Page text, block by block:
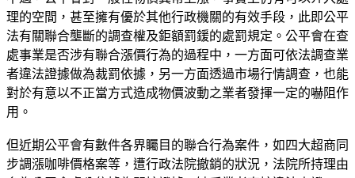
理的空間，甚至擁有優於其他行政機關的有效手段，此即公平
法有關聯合壟斷的調查權及鉅額罰鍰的處罰規定。公平會在查
處事業是否涉有聯合漲價行為的過程中，一方面可依法調查業
者違法證據做為裁罰依據，另一方面透過市場行情調查，也能
對於有意以不正當方式造成物價波動之業者發揮一定的嚇阻作
用。
但近期公平會有數件各界矚目的聯合行為案件，如四大超商同
步調漲咖啡價格案等，遭行政法院撤銷的狀況，法院所持理由